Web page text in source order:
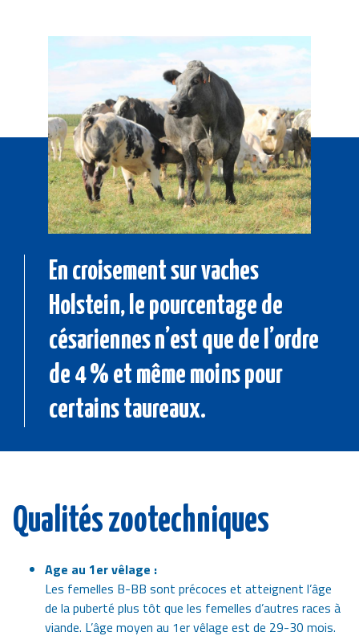
En croisement sur vaches
Holstein, le pourcentage de
césariennes n’est que de l’ordre
de 4 % et même moins pour
certains taureaux.
Qualités zootechniques
Age au 1er vêlage :
Les femelles B-BB sont précoces et atteignent l’âge
de la puberté plus tôt que les femelles d’autres races à
viande. L’âge moyen au 1er vêlage est de 29-30 mois.